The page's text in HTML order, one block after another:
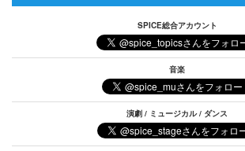
SPICE総合アカウント
音楽
演劇 / ミュージカル / ダンス